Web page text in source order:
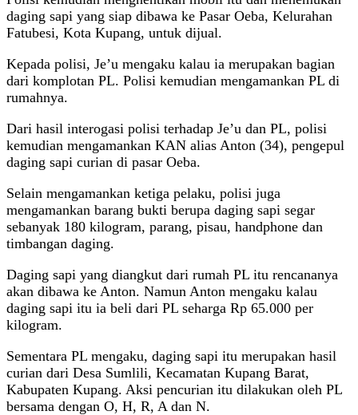
daging sapi yang siap dibawa ke Pasar Oeba, Kelurahan
Fatubesi, Kota Kupang, untuk dijual.
Kepada polisi, Je’u mengaku kalau ia merupakan bagian
dari komplotan PL. Polisi kemudian mengamankan PL di
rumahnya.
Dari hasil interogasi polisi terhadap Je’u dan PL, polisi
kemudian mengamankan KAN alias Anton (34), pengepul
daging sapi curian di pasar Oeba.
Selain mengamankan ketiga pelaku, polisi juga
mengamankan barang bukti berupa daging sapi segar
sebanyak 180 kilogram, parang, pisau, handphone dan
timbangan daging.
Daging sapi yang diangkut dari rumah PL itu rencananya
akan dibawa ke Anton. Namun Anton mengaku kalau
daging sapi itu ia beli dari PL seharga Rp 65.000 per
kilogram.
Sementara PL mengaku, daging sapi itu merupakan hasil
curian dari Desa Sumlili, Kecamatan Kupang Barat,
Kabupaten Kupang. Aksi pencurian itu dilakukan oleh PL
bersama dengan O, H, R, A dan N.